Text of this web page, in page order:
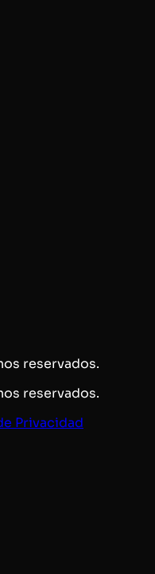
reservados.
reservados.
Privacidad